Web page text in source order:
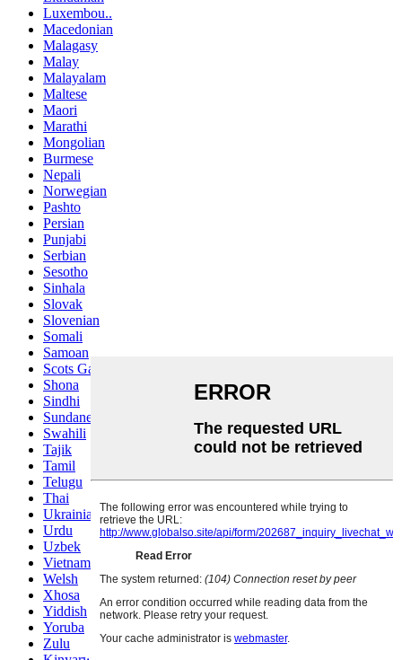
Luxembou..
Macedonian
Malagasy
Malay
Malayalam
Maltese
Maori
Marathi
Mongolian
Burmese
Nepali
Norwegian
Pashto
Persian
Punjabi
Serbian
Sesotho
Sinhala
Slovak
Slovenian
Somali
Samoan
Scots Gaelic
Shona
Sindhi
Sundanese
Swahili
Tajik
Tamil
Telugu
Thai
Ukrainian
Urdu
Uzbek
Vietnamese
Welsh
Xhosa
Yiddish
Yoruba
Zulu